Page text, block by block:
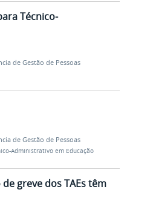
Técnico-
de Gestão de Pessoas
de Gestão de Pessoas
Administrativo em Educação
greve dos TAEs têm